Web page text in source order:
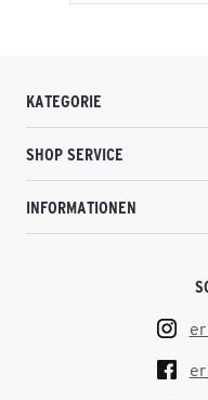
KATEGORIE
SHOP SERVICE
INFORMATIONEN